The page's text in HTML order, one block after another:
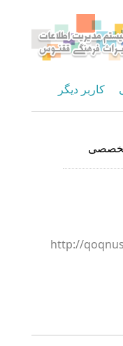
کاربر دیگر
http://